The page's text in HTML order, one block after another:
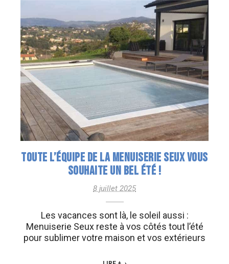
TOUTE L’ÉQUIPE DE LA MENUISERIE SEUX VOUS
SOUHAITE UN BEL ÉTÉ !
8 juillet 2025
Les vacances sont là, le soleil aussi :
Menuiserie Seux reste à vos côtés tout l’été
pour sublimer votre maison et vos extérieurs